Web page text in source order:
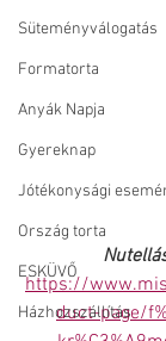
Süteményválogatás
Formatorta
Anyák Napja
Gyereknap
Jótékonysági
Ország torta
ESKÜVŐ
Házhozszállítás
https://
duct-page/